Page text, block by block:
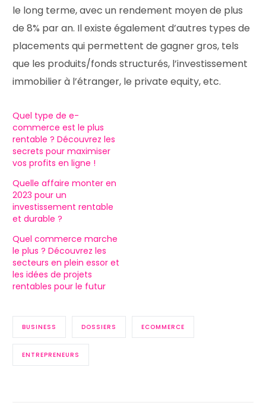
le long terme, avec un rendement moyen de plus
de 8% par an. Il existe également d’autres types de
placements qui permettent de gagner gros, tels
que les produits/fonds structurés, l’investissement
immobilier à l’étranger, le private equity, etc.
Quel type de e-
commerce est le plus
rentable ? Découvrez les
secrets pour maximiser
vos profits en ligne !
Quelle affaire monter en
2023 pour un
investissement rentable
et durable ?
Quel commerce marche
le plus ? Découvrez les
secteurs en plein essor et
les idées de projets
rentables pour le futur
BUSINESS DOSSIERS ECOMMERCE
ENTREPRENEURS